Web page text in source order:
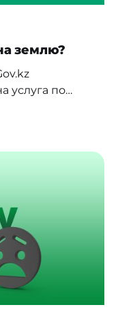
землю?
услуга по
pass